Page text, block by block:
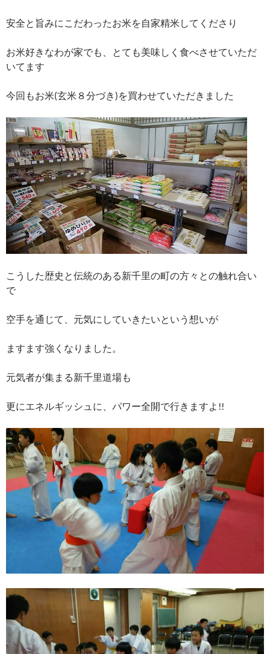
安全と旨みにこだわったお米を自家精米してくださり
お米好きなわが家でも、とても美味しく食べさせていただ
いてます
今回もお米(玄米８分づき)を買わせていただきました
こうした歴史と伝統のある新千里の町の方々との触れ合い
で
空手を通じて、元気にしていきたいという想いが
ますます強くなりました。
元気者が集まる新千里道場も
更にエネルギッシュに、パワー全開で行きますよ!!